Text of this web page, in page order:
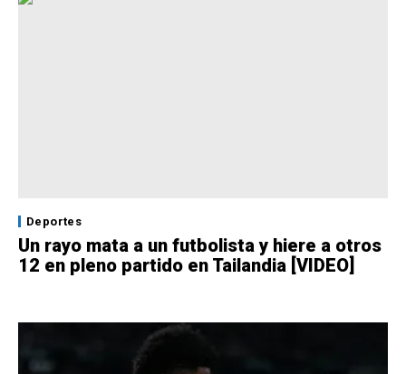
Deportes
Un rayo mata a un futbolista y hiere a otros
12 en pleno partido en Tailandia [VIDEO]